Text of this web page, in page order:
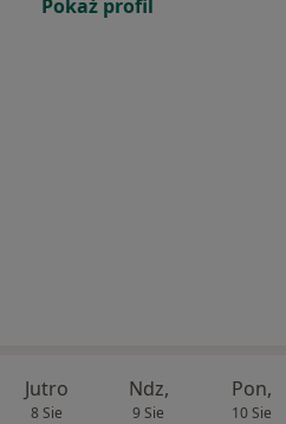
Pokaż profil
Jutro
8 Sie
Ndz,
9 Sie
Pon,
10 Sie